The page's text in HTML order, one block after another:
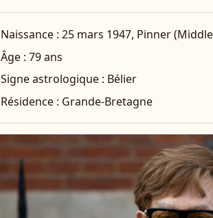
Naissance :25 mars 1947, Pinner
Âge :79 ans
Signe astrologique : Bélier
Résidence : Grande-Bretagne